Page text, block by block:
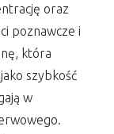
oraz
poznawcze i
która
szybkość
w